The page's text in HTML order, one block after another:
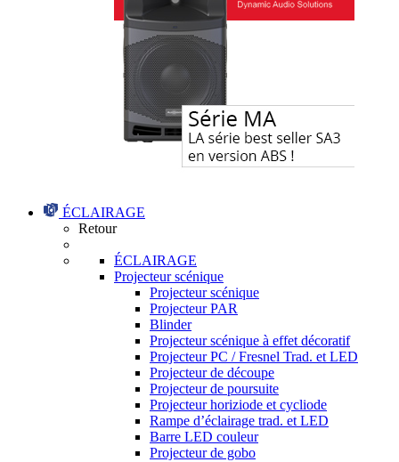
ÉCLAIRAGE
Retour
ÉCLAIRAGE
Projecteur scénique
Projecteur scénique
Projecteur PAR
Blinder
Projecteur scénique à effet décoratif
Projecteur PC / Fresnel Trad. et LED
Projecteur de découpe
Projecteur de poursuite
Projecteur horiziode et cycliode
Rampe d’éclairage trad. et LED
Barre LED couleur
Projecteur de gobo